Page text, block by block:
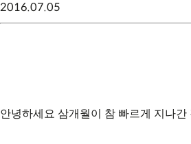
2016.07.05
안녕하세요 삼개월이 참 빠르게 지나간